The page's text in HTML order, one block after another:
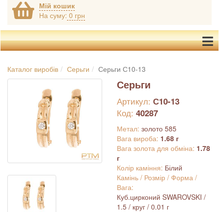
Мій кошик
На суму: 0 грн
Каталог виробів Серьги Серьги С10-13
Серьги
Артикул: С10-13
Код: 40287
Метал: золото 585
Вага вироба: 1.68 г
Вага золота для обміна: 1.78
г
Колір каміння: Білий
Камінь / Розмір / Форма /
Вага:
Куб.цирконий SWAROVSKI /
1.5 / круг / 0.01 г